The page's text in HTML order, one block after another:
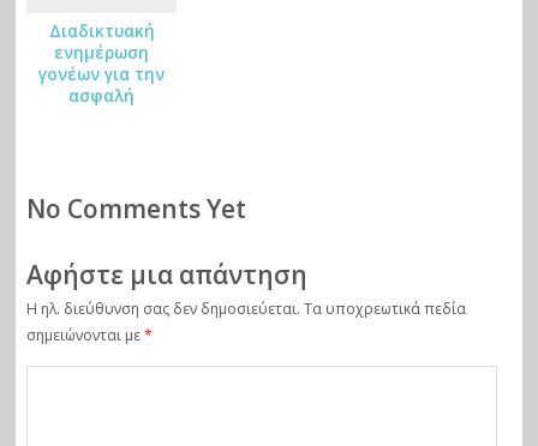
Διαδικτυακή
ενημέρωση
γονέων για την
ασφαλή
No Comments Yet
Αφήστε μια απάντηση
Η ηλ. διεύθυνση σας δεν δημοσιεύεται. Τα υποχρεωτικά πεδία
σημειώνονται με*